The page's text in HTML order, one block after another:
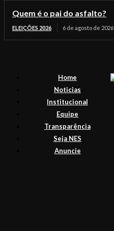
Quem é o pai do asfalto?
ELEIÇÕES 2026 6 de agosto de 2026
Home
Noticias
Institucional
Equipe
Transparência
Seja NES
Anuncie